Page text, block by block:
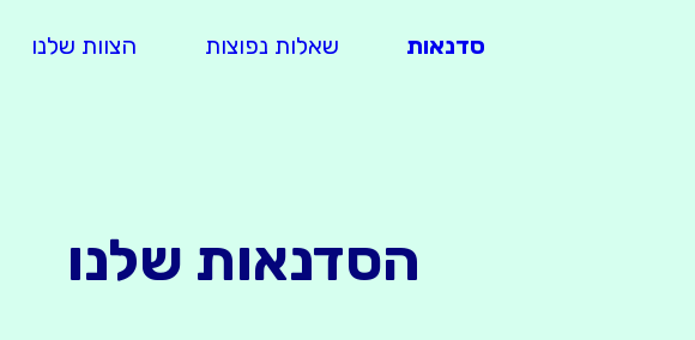
סדנאות שאלות נפוצות הצוות שלנו
הסדנאות שלנו